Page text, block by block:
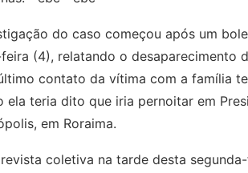
do caso começou após um
(4), relatando o desaparecimento
contato da vítima com a família
ela teria dito que iria pernoitar em
em Roraima.
coletiva na tarde desta